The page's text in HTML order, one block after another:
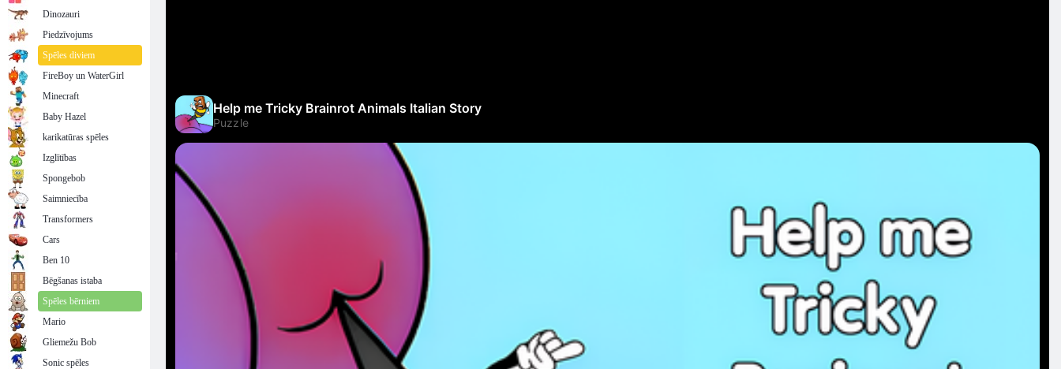
Dinozauri
Piedzīvojums
Spēles diviem
FireBoy un WaterGirl
Minecraft
Baby Hazel
karikatūras spēles
Izglītības
Spongebob
Saimniecība
Transformers
Cars
Ben 10
Bēgšanas istaba
Spēles bērniem
Mario
Gliemežu Bob
Sonic spēles